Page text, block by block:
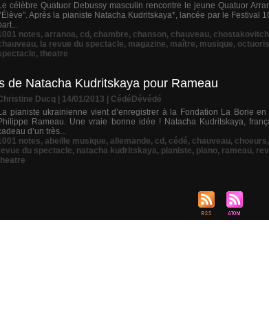
célèbre Quatuor Debussy masculin rencontre le jeune Quatuor
l’Élève". Après la pianiste Natacha Kudritskaya*, lancée par le
notes, arranoa, cd , chambre, chanson, chauveau, chostakovitch
, la revue du spectacle, magazine, maître, musique,
, theatre
de Natacha Kudritskaya pour Rameau
Ducq | 14/01/2013
CédéDévédé
pianiste ukrainienne vient d’enregistrer à la Fondation La Borie
Rameau. Une vraie bonne idée ! Natacha Kudritskaya,
d’un très...
notes, abeille musique, allemande, cd , cédé, chauveau, choeurs,
du spectacle, natacha kudritskaya, pianiste, piano, rameau,